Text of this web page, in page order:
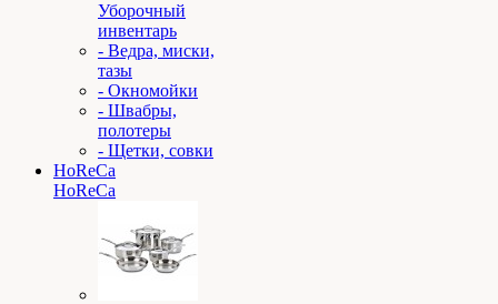
Уборочный
инвентарь
- Ведра, миски,
тазы
- Окномойки
- Швабры,
полотеры
- Щетки, совки
HoReCa
HoReCa